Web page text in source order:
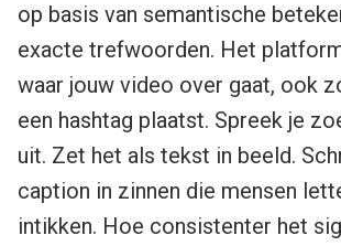
op basis van semantische
exacte trefwoorden. Het
waar jouw video over gaat, ook
een hashtag plaatst. Spreek je
uit. Zet het als tekst in beeld.
caption in zinnen die mensen
intikken. Hoe consistenter het